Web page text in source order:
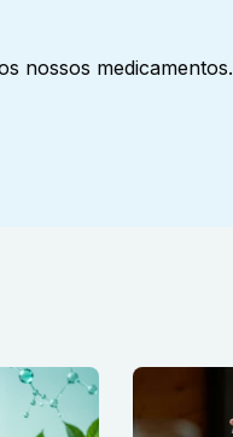
nossos medicamentos.